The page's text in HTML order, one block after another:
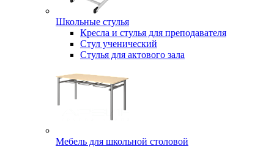
Школьные стулья
Кресла и стулья для преподавателя
Стул ученический
Стулья для актового зала
Мебель для школьной столовой